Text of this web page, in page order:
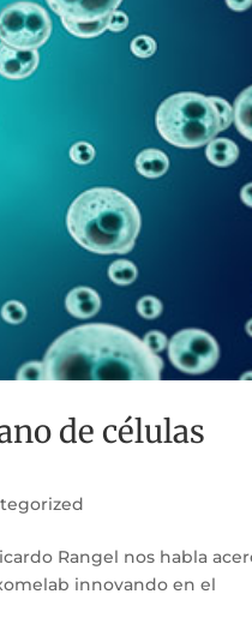
de células
Rangel nos habla
innovando en el